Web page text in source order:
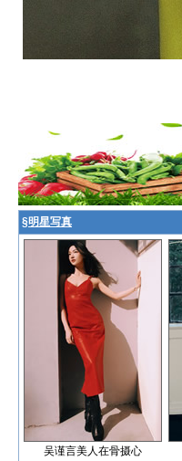
§明星写真
吴谨言美人在骨摄心